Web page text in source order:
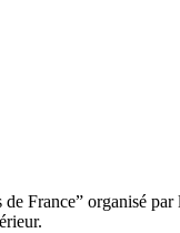
France” organisé